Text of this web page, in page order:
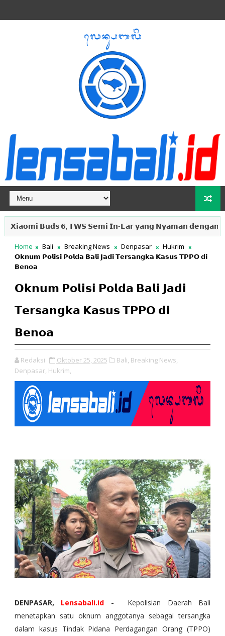
𝗕𝘂𝗱𝘀 𝟲, 𝗧𝗪𝗦 𝗦𝗲𝗺𝗶 𝗜𝗻-𝗘𝗮𝗿 𝘆𝗮𝗻𝗴 𝗡𝘆𝗮𝗺𝗮𝗻 𝗱𝗲𝗻𝗴𝗮𝗻 𝗦𝘂𝗮𝗿𝗮
Home Bali Breaking News Denpasar
Hukrim
𝗢𝗸𝗻𝘂𝗺 𝗣𝗼𝗹𝗶𝘀𝗶 𝗣𝗼𝗹𝗱𝗮 𝗕𝗮𝗹𝗶 𝗝𝗮𝗱𝗶 𝗧𝗲𝗿𝘀𝗮𝗻𝗴𝗸𝗮 𝗞𝗮𝘀𝘂𝘀 𝗧𝗣𝗣𝗢 𝗱𝗶
𝗕𝗲𝗻𝗼𝗮
𝗢𝗸𝗻𝘂𝗺 𝗣𝗼𝗹𝗶𝘀𝗶 𝗣𝗼𝗹𝗱𝗮 𝗕𝗮𝗹𝗶 𝗝𝗮𝗱𝗶
𝗧𝗲𝗿𝘀𝗮𝗻𝗴𝗸𝗮 𝗞𝗮𝘀𝘂𝘀 𝗧𝗣𝗣𝗢 𝗱𝗶
𝗕𝗲𝗻𝗼𝗮
Redaksi Oktober 25, 2025 Bali, Breaking News,
Denpasar, Hukrim,
DENPASAR, Lensabali.id -
Kepolisian Daerah Bali
menetapkan satu oknum anggotanya sebagai tersangka
dalam kasus Tindak Pidana Perdagangan Orang (TPPO)